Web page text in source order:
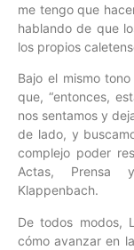
me tengo que
hablando de que
los propios
Bajo el mismo
que, “entonces,
nos sentamos y
de lado, y
complejo poder
Actas, Prensa
Klappenbach.
De todos modos,
cómo avanzar en